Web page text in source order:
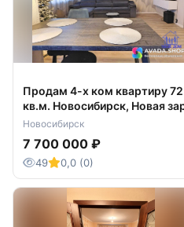
Продам 4-х ком квартиру 72
кв.м. Новосибирск, Новая
14
Новосибирск
7 700 000 ₽
49 0,0 (0)